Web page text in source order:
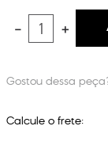
＋
－
Calcule o frete: